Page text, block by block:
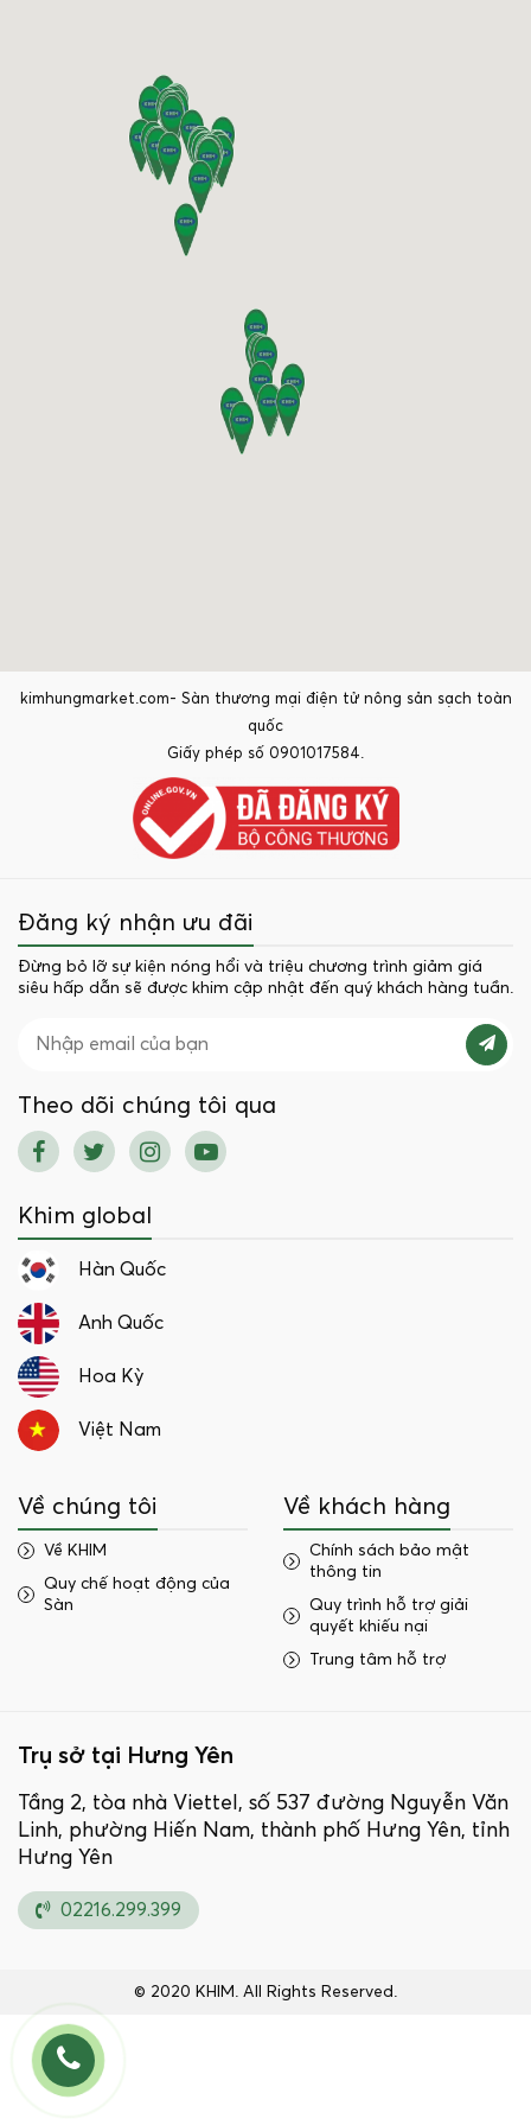
kimhungmarket.com- Sàn thương mại điện tử nông sản sạch toàn
quốc
Giấy phép số 0901017584.
Đăng ký nhận ưu đãi
Đừng bỏ lỡ sự kiện nóng hổi và triệu chương trình giảm giá
siêu hấp dẫn sẽ được khim cập nhật đến quý khách hàng tuần.
Theo dõi chúng tôi qua
Khim global
Hàn Quốc
Anh Quốc
Hoa Kỳ
Việt Nam
Về chúng tôi
Về KHIM
Quy chế hoạt động của
Sàn
Về khách hàng
Chính sách bảo mật
thông tin
Quy trình hỗ trợ giải
quyết khiếu nại
Trung tâm hỗ trợ
Trụ sở tại Hưng Yên
Tầng 2, tòa nhà Viettel, số 537 đường Nguyễn Văn
Linh, phường Hiến Nam, thành phố Hưng Yên, tỉnh
Hưng Yên
02216.299.399
© 2020 KHIM. All Rights Reserved.